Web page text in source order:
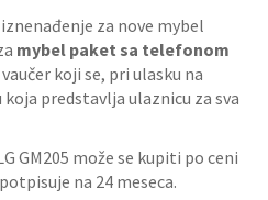
za nove mybel
mybel paket sa telefonom
koji se, pri ulasku na
predstavlja ulaznicu za sva
GM205 može se kupiti po ceni
na 24 meseca.